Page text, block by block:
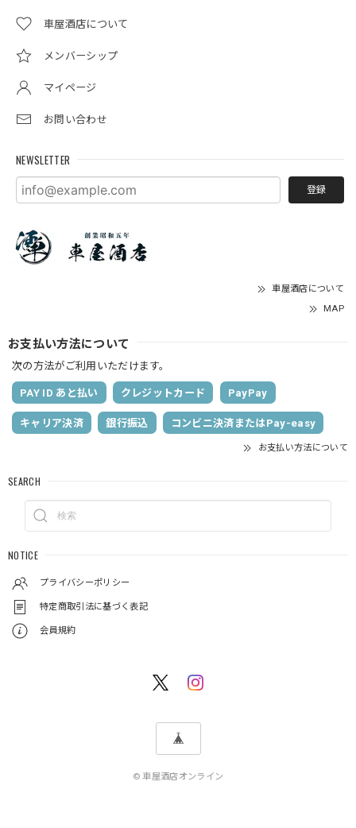
車屋酒店について
メンバーシップ
マイページ
お問い合わせ
NEWSLETTER
登録
車屋酒店について
MAP
お支払い方法について
次の方法がご利用いただけます。
PAY ID あと払い クレジットカード PayPay
キャリア決済 銀行振込 コンビニ決済またはPay-easy
お支払い方法について
SEARCH
NOTICE
プライバシーポリシー
特定商取引法に基づく表記
会員規約
© 車屋酒店オンライン